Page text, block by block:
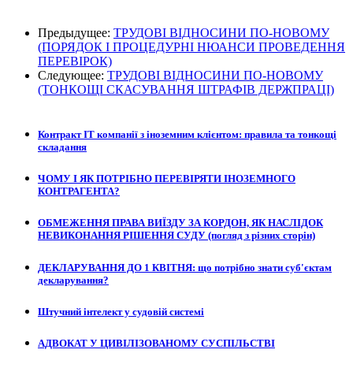
Предыдущее: ТРУДОВІ ВІДНОСИНИ ПО-НОВОМУ
(ПОРЯДОК І ПРОЦЕДУРНІ НЮАНСИ ПРОВЕДЕННЯ
ПЕРЕВІРОК)
Следующее: ТРУДОВІ ВІДНОСИНИ ПО-НОВОМУ
(ТОНКОЩІ СКАСУВАННЯ ШТРАФІВ ДЕРЖПРАЦІ)
Контракт ІТ компанії з іноземним клієнтом: правила та тонкощі
складання
ЧОМУ І ЯК ПОТРІБНО ПЕРЕВІРЯТИ ІНОЗЕМНОГО
КОНТРАГЕНТА?
ОБМЕЖЕННЯ ПРАВА ВИЇЗДУ ЗА КОРДОН, ЯК НАСЛІДОК
НЕВИКОНАННЯ РІШЕННЯ СУДУ (погляд з різних сторін)
ДЕКЛАРУВАННЯ ДО 1 КВІТНЯ: що потрібно знати суб'єктам
декларування?
Штучний інтелект у судовій системі
АДВОКАТ У ЦИВІЛІЗОВАНОМУ СУСПІЛЬСТВІ